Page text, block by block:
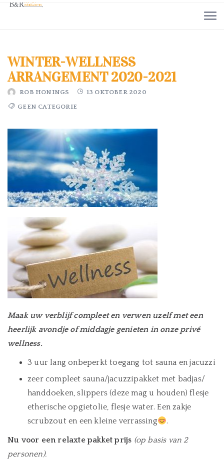
WINTER-WELLNESS
ARRANGEMENT 2020-2021
ROB HONINGS 13 OKTOBER 2020
GEEN CATEGORIE
Maak uw verblijf compleet en verwen uzelf met een
heerlijk avondje of middagje genieten in onze privé
wellness.
3 uur lang onbeperkt toegang tot sauna en jacuzzi
zeer compleet sauna/jacuzzipakket met badjas/
handdoeken, slippers (deze mag u houden) flesje
etherische opgietolie, flesje water. Een zakje
scrubzout en een kleine verrassing
.
Nu voor een relaxte pakket prijs (op basis van 2
personen).